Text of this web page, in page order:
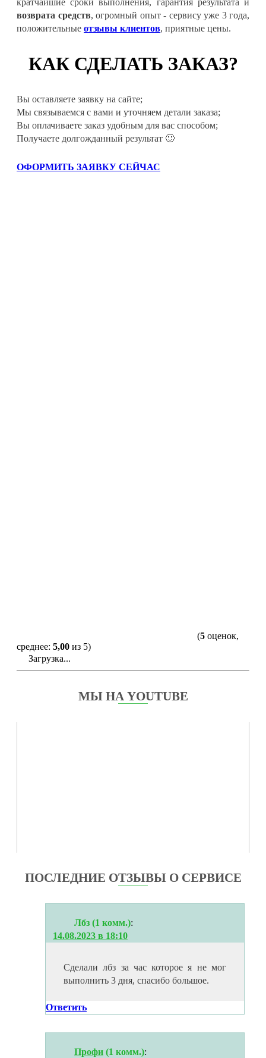
кратчайшие сроки выполнения, гарантия результата и
возврата средств, огромный опыт - сервису уже 3 года,
положительные отзывы клиентов, приятные цены.
КАК СДЕЛАТЬ ЗАКАЗ?
Вы оставляете заявку на сайте;
Мы связываемся с вами и уточняем детали заказа;
Вы оплачиваете заказ удобным для вас способом;
Получаете долгожданный результат 🙂
ОФОРМИТЬ ЗАЯВКУ СЕЙЧАС
(5 оценок,
среднее: 5,00 из 5)
Загрузка...
МЫ НА YOUTUBE
ПОСЛЕДНИЕ ОТЗЫВЫ О СЕРВИСЕ
Лбз (1 комм.):
14.08.2023 в 18:10
Сделали лбз за час которое я не мог
выполнить 3 дня, спасибо большое.
Ответить
Профи (1 комм.):